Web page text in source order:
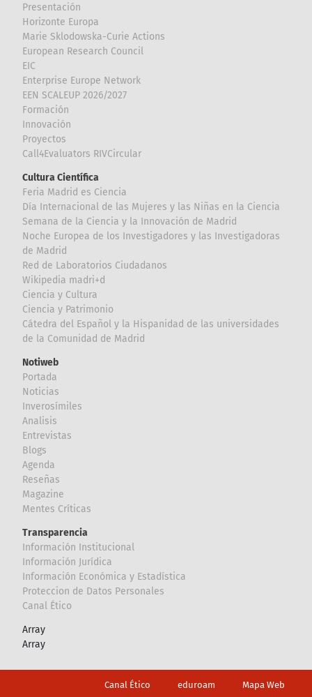
Presentación
Horizonte Europa
Marie Sklodowska-Curie Actions
European Research Council
EIC
Enterprise Europe Network
EEN SCALEUP 2026/2027
Formación
Innovación
Proyectos
Call4Evaluators RIVCircular
Cultura Científica
Feria Madrid es Ciencia
Día Internacional de las Mujeres y las Niñas en la Ciencia
Semana de la Ciencia y la Innovación de Madrid
Noche Europea de los Investigadores y las Investigadoras
de Madrid
Red de Laboratorios Ciudadanos
Wikipedia madri+d
Ciencia y Cultura
Ciencia y Patrimonio
Cátedra del Español y la Hispanidad de las universidades
de la Comunidad de Madrid
Notiweb
Portada
Noticias
Inverosímiles
Analisis
Entrevistas
Blogs
Agenda
Reseñas
Magazine
Mentes Críticas
Transparencia
Información Institucional
Información Jurídica
Información Económica y Estadística
Proteccion de Datos Personales
Canal Ético
Array
Array
Canal Ético eduroam Mapa Web